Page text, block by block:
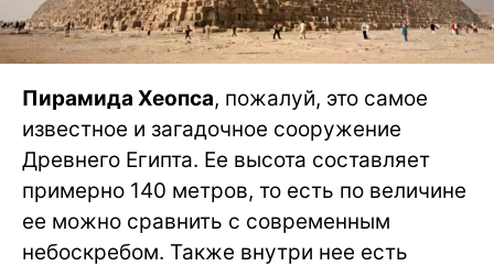
Пирамида Хеопса, пожалуй, это самое
известное и загадочное сооружение
Древнего Египта. Ее высота составляет
примерно 140 метров, то есть по величине
ее можно сравнить с современным
небоскребом. Также внутри нее есть